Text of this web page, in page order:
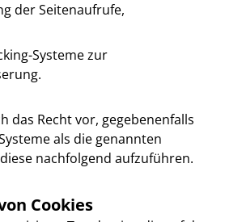
der Seitenaufrufe,
Systeme zur
das Recht vor, gegebenenfalls
als die genannten
nachfolgend aufzuführen.
Cookies